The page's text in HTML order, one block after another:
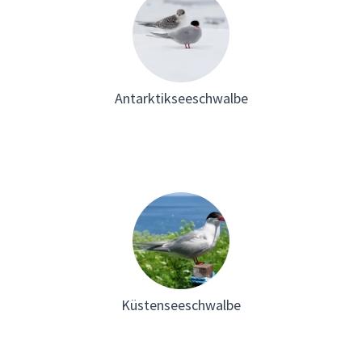
Antarktikseeschwalbe
Küstenseeschwalbe